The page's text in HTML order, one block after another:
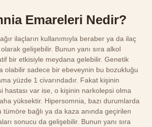
Emareleri Nedir?
ilaçların kullanımıyla beraber ya da ilaç
olarak gelişebilir. Bunun yanı sıra alkol
bir etkisiyle meydana gelebilir. Genetik
olabilir sadece bir ebeveynin bu bozukluğu
yüzde 1 civarındadır. Fakat kişinin
hastası var ise, o kişinin narkolepsi olma
yüksektir. Hipersomnia, bazı durumlarda
bağlı ya da kaza anında geçirilen
sonucu da gelişebilir. Bunun yanı sıra